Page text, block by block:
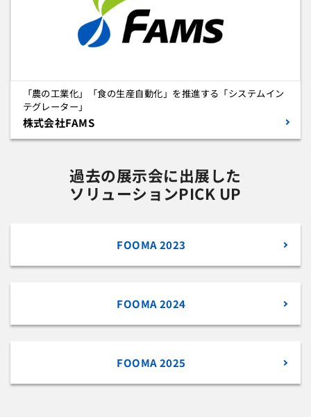
「農の工業化」「食の生産自動化」を推進する「システムイン
テグレーター」
株式会社FAMS
過去の展示会に出展した
ソリューションPICK UP
FOOMA 2023
FOOMA 2024
FOOMA 2025